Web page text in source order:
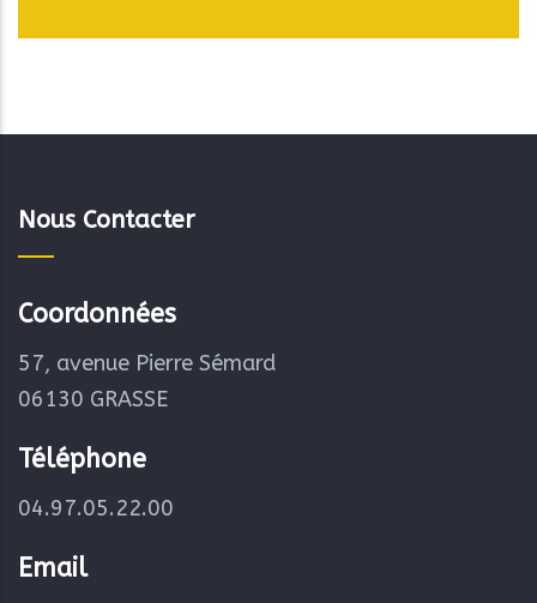
Nous Contacter
Coordonnées
57, avenue Pierre Sémard
06130 GRASSE
Téléphone
04.97.05.22.00
Email